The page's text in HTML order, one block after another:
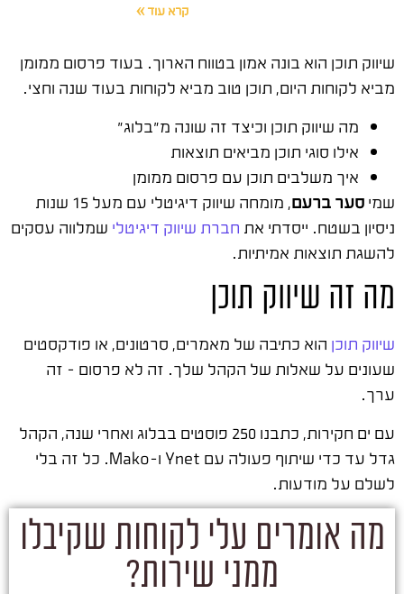
קרא עוד »
שיווק תוכן הוא בונה אמון בטווח הארוך. בעוד פרסום ממומן
מביא לקוחות היום, תוכן טוב מביא לקוחות בעוד שנה וחצי.
מה שיווק תוכן וכיצד זה שונה מ"בלוג"
אילו סוגי תוכן מביאים תוצאות
איך משלבים תוכן עם פרסום ממומן
שמיסער ברעם
, מומחה שיווק דיגיטלי עם מעל 15 שנות
ניסיון בשטח. ייסדתי את חברת שיווק דיגיטלי שמלווה עסקים
להשגת תוצאות אמיתיות.
מה זה שיווק תוכן
שיווק תוכן הוא כתיבה של מאמרים, סרטונים, או פודקסטים
שעונים על שאלות של הקהל שלך. זה לא פרסום – זה
ערך.
עם ים חקירות, כתבנו 250 פוסטים בבלוג ואחרי שנה, הקהל
גדל עד כדי שיתוף פעולה עם Ynet ו-Mako. כל זה בלי
לשלם על מודעות.
מה אומרים עלי לקוחות שקיבלו
ממני שירות?